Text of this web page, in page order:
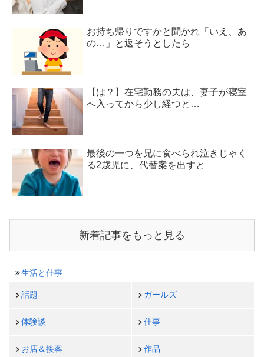
お持ち帰りですかと聞かれ「いえ、あ
の…」と返そうとしたら
【は？】在宅勤務の夫は、妻子が寝室
へ入ってから少し経つと…
最後の一つを兄に食べられ泣きじゃく
る2歳児に、代替案を出すと
新着記事をもっと見る
生活と仕事
話題 ガールズ
体験談 仕事
お店＆接客 作品